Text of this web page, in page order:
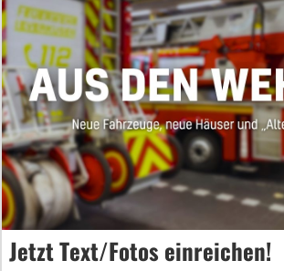
Jetzt Text/Fotos einreichen!